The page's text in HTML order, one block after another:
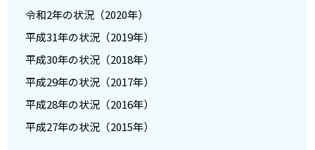
令和2年の状況（2020年）
平成31年の状況（2019年）
平成30年の状況（2018年）
平成29年の状況（2017年）
平成28年の状況（2016年）
平成27年の状況（2015年）